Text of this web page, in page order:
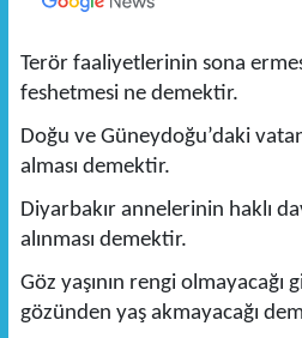
Terör faaliyetlerinin sona
feshetmesi ne demektir.
Doğu ve Güneydoğu’daki
alması demektir.
Diyarbakır annelerinin haklı
alınması demektir.
Göz yaşının rengi olmayacağı
gözünden yaş akmayacağı